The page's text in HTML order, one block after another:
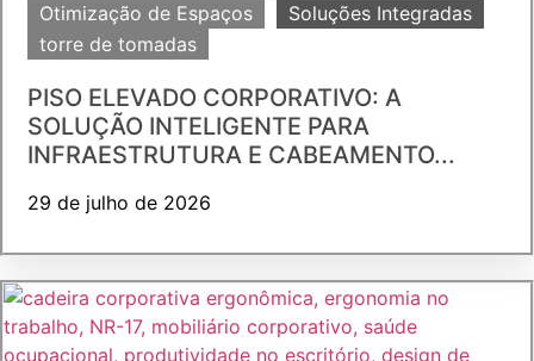
Otimização de Espaços
Soluções Integradas
torre de tomadas
PISO ELEVADO CORPORATIVO: A
SOLUÇÃO INTELIGENTE PARA
INFRAESTRUTURA E CABEAMENTO...
29 de julho de 2026